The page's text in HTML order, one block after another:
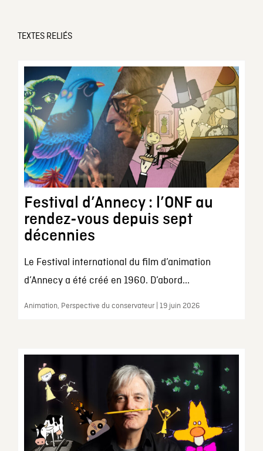
TEXTES RELIÉS
Festival d’Annecy : l’ONF au
rendez-vous depuis sept
décennies
Le Festival international du film d’animation
d’Annecy a été créé en 1960. D’abord...
Animation, Perspective du conservateur | 19 juin 2026